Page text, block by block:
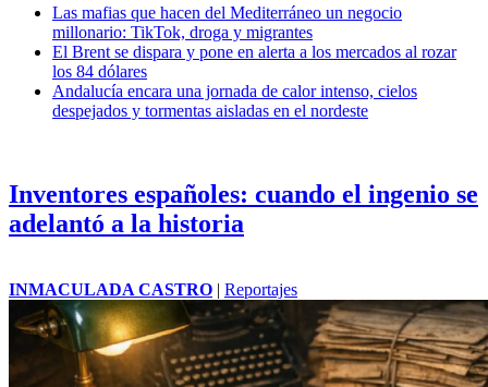
Las mafias que hacen del Mediterráneo un negocio
millonario: TikTok, droga y migrantes
El Brent se dispara y pone en alerta a los mercados al rozar
los 84 dólares
Andalucía encara una jornada de calor intenso, cielos
despejados y tormentas aisladas en el nordeste
Inventores españoles: cuando el ingenio se
adelantó a la historia
INMACULADA CASTRO | Reportajes